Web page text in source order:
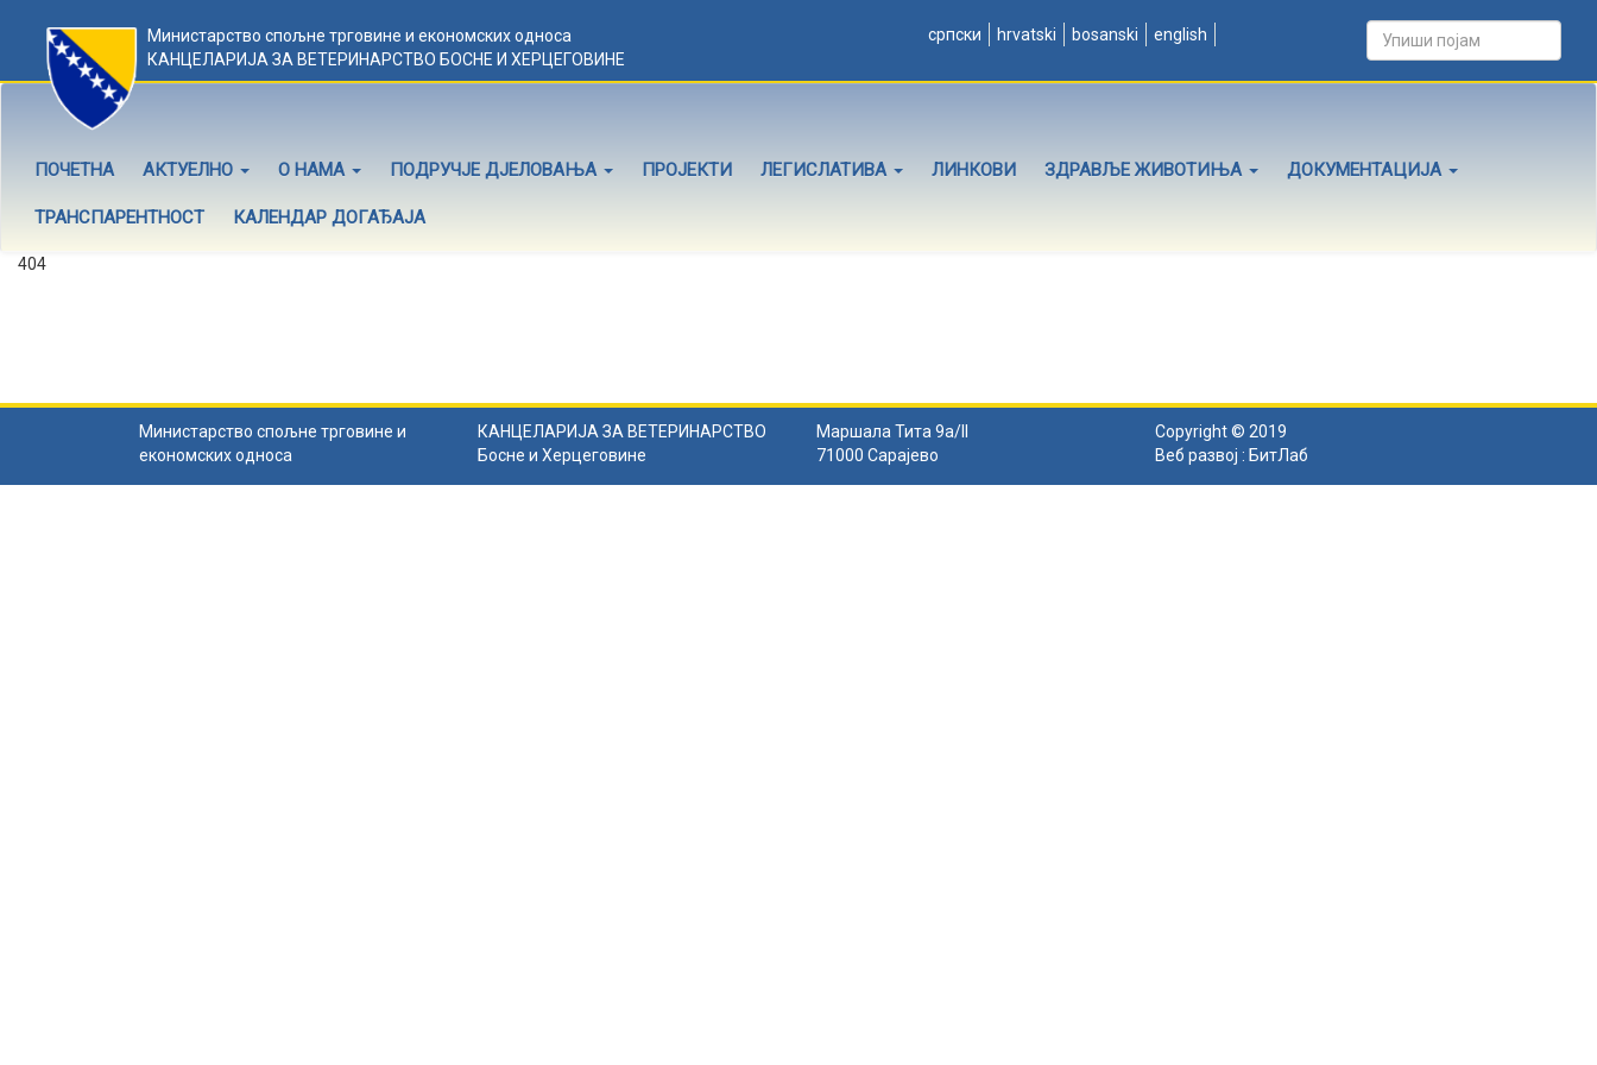
Министарство спољне трговине и економских односа
КАНЦЕЛАРИЈА ЗА ВЕТЕРИНАРСТВО БОСНЕ И ХЕРЦЕГОВИНЕ
српски hrvatski bosanski english
ПОЧЕТНА АКТУЕЛНО О НАМА ПОДРУЧЈЕ ДЈЕЛОВАЊА ПРОЈЕКТИ ЛЕГИСЛАТИВА ЛИНКОВИ ЗДРАВЉЕ ЖИВОТИЊА ДОКУМЕНТАЦИЈА
ТРАНСПАРЕНТНОСТ КАЛЕНДАР ДОГАЂАЈА
404
Министарство спољне трговине и
економских односа
КАНЦЕЛАРИЈА ЗА ВЕТЕРИНАРСТВО
Босне и Херцеговине
Маршала Тита 9а/II
71000 Сарајево
Copyright © 2019
Веб развој : БитЛаб